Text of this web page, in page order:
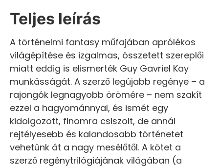
Teljes leírás
A történelmi fantasy műfajában aprólékos
világépítése és izgalmas, összetett szereplői
miatt eddig is elismerték Guy Gavriel Kay
munkásságát. A szerző legújabb regénye – a
rajongók legnagyobb örömére – nem szakít
ezzel a hagyománnyal, és ismét egy
kidolgozott, finomra csiszolt, de annál
rejtélyesebb és kalandosabb történetet
vehetünk át a nagy mesélőtől. A kötet a
szerző regénytrilógiájának világában (a